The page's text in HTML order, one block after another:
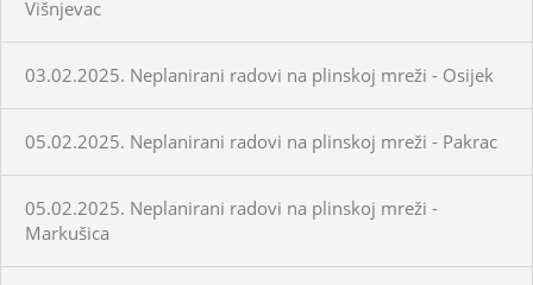
Višnjevac
03.02.2025. Neplanirani radovi na plinskoj mreži - Osijek
05.02.2025. Neplanirani radovi na plinskoj mreži - Pakrac
05.02.2025. Neplanirani radovi na plinskoj mreži -
Markušica